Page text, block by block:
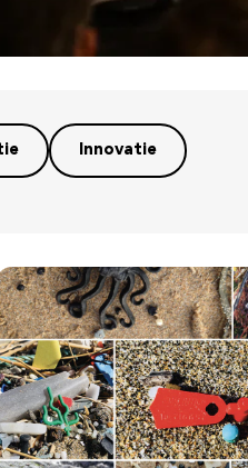
Innovatie